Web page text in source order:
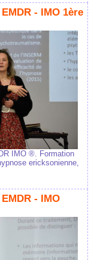
- IMO 1ère
IMO ®. Formation
ericksonienne,
- IMO